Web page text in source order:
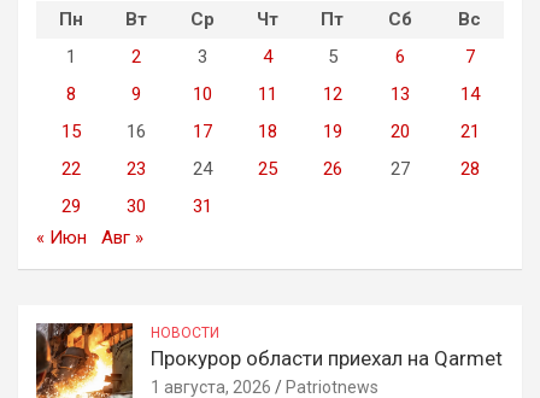
Пн
Вт Ср Чт Пт Сб
Вс
1
2 3 4 5 6
7
8
9 10 11 12 13
14
15
16 17 18 19 20
21
22
23 24 25 26 27
28
29
30
31
« Июн
Авг »
НОВОСТИ
Прокурор области приехал на Qarmet
1 августа, 2026 Patriotnews